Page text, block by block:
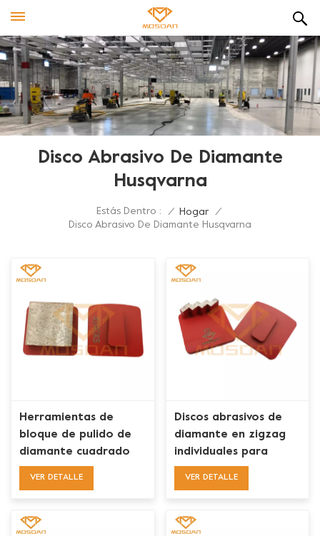
Disco Abrasivo De Diamante
Husqvarna
Estás Dentro : / Hogar
/
Disco Abrasivo De Diamante Husqvarna
Herramientas de
bloque de pulido de
diamante cuadrado
único Redi Lock para
VER DETALLE
Discos abrasivos de
diamante en zigzag
individuales para
amoladoras de pisos
VER DETALLE